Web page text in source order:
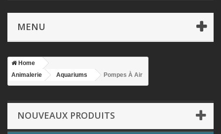
MENU
Home
Animalerie
Aquariums Pompes À Air
NOUVEAUX PRODUITS